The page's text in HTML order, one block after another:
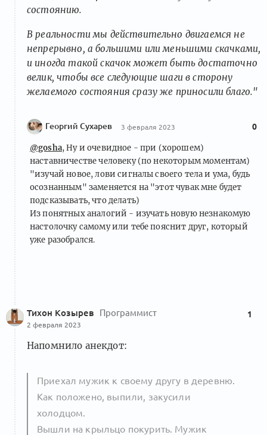
состоянию.
В реальности мы действительно двигаемся не
непрерывно, а большими или меньшими скачками,
и иногда такой скачок может быть достаточно
велик, чтобы все следующие шаги в сторону
желаемого состояния сразу же приносили благо."
Георгий Сухарев 3 февраля 2023 0
@gosha, Ну и очевидное - при (хорошем)
наставничестве человеку (по некоторым моментам)
"изучай новое, лови сигналы своего тела и ума, будь
осознанным" заменяется на "этот чувак мне будет
подсказывать, что делать)
Из понятных аналогий - изучать новую незнакомую
настолочку самому или тебе пояснит друг, который
уже разобрался.
Тихон Козырев Программист
2 февраля 2023
1
Напомнило анекдот:
Приехал мужик к своему другу в деревню.
Как положено, выпили, закусили
холодцом.
Вышли на крыльцо покурить. Мужик